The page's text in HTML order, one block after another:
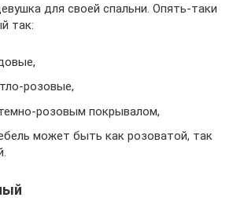
для своей спальни. Опять-таки
так:
розовые,
розовым покрывалом,
может быть как розоватой, так